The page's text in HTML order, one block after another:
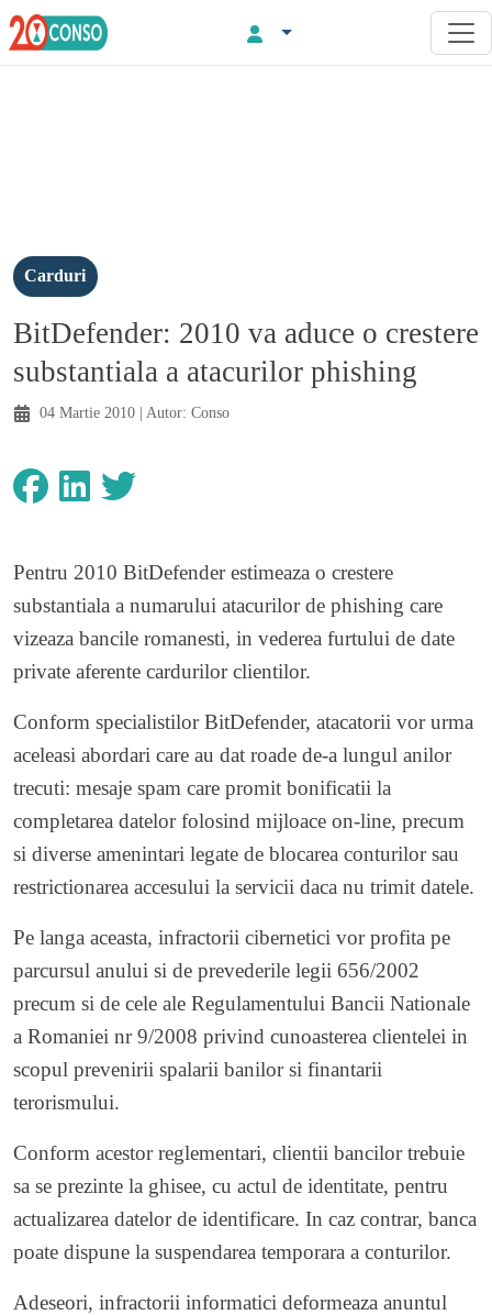
Carduri
BitDefender: 2010 va aduce o crestere
substantiala a atacurilor phishing
04 Martie 2010 | Autor: Conso
Pentru 2010 BitDefender estimeaza o crestere
substantiala a numarului atacurilor de phishing care
vizeaza bancile romanesti, in vederea furtului de date
private aferente cardurilor clientilor.
Conform specialistilor BitDefender, atacatorii vor urma
aceleasi abordari care au dat roade de-a lungul anilor
trecuti: mesaje spam care promit bonificatii la
completarea datelor folosind mijloace on-line, precum
si diverse amenintari legate de blocarea conturilor sau
restrictionarea accesului la servicii daca nu trimit datele.
Pe langa aceasta, infractorii cibernetici vor profita pe
parcursul anului si de prevederile legii 656/2002
precum si de cele ale Regulamentului Bancii Nationale
a Romaniei nr 9/2008 privind cunoasterea clientelei in
scopul prevenirii spalarii banilor si finantarii
terorismului.
Conform acestor reglementari, clientii bancilor trebuie
sa se prezinte la ghisee, cu actul de identitate, pentru
actualizarea datelor de identificare. In caz contrar, banca
poate dispune la suspendarea temporara a conturilor.
Adeseori, infractorii informatici deformeaza anuntul